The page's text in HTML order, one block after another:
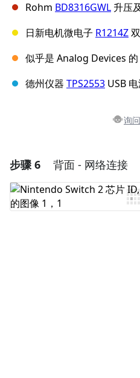
Rohm BD8316GWL 升压
日新电机微电子 R1214Z
似乎是 Analog Devices 的
德州仪器 TPS2553 USB
询
添加一
添加评论
步骤 6 背面 - 网络连接